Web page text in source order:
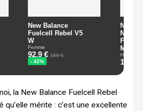
la New Balance Fuelcell Rebel
qu’elle mérite : c’est une excellente